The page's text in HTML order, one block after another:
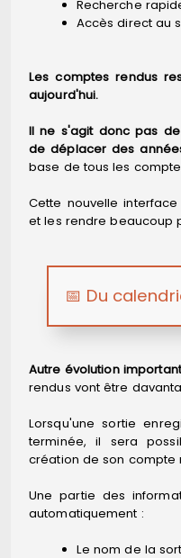
Recherche
Accès direct au
Les comptes rendus
aujourd'hui.
Il ne s'agit donc pas
de déplacer des
base de tous les
Cette nouvelle
et les rendre beaucoup
📅 Du
Autre évolution
rendus vont être
Lorsqu'une sortie
terminée, il sera
création de son compte
Une partie des
automatiquement :
Le nom de la